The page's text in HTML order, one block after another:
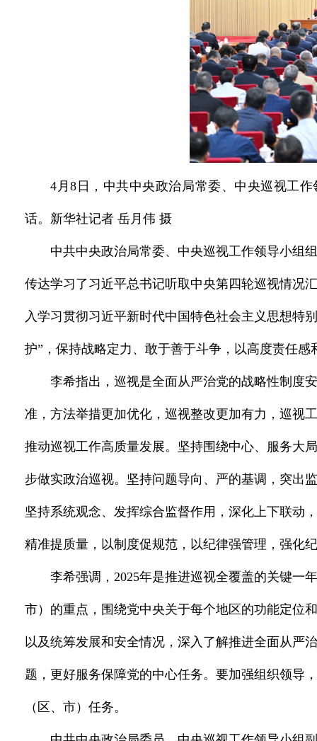
4月8日，中共中央政治局常委、中央巡视工
话。新华社记者 岳月伟 摄
中共中央政治局常委、中央巡视工作领导小组
传达学习了习近平总书记听取中央第四轮巡视情况
入学习贯彻习近平新时代中国特色社会主义思想特
护”，保持战略定力、敢于善于斗争，以高度责任
李希指出，巡视是全面从严治党的战略性制度
准，方法举措更加优化，巡视整改更加有力，巡视
推动巡视工作高质量发展。坚持围绕中心、服务大
步做实政治巡视。坚持问题导向、严的基调，突出
坚持系统观念、发挥综合监督作用，深化上下联动
精准提质量，以制度促规范，以纪律强管理，强化
李希强调，2025年是推进巡视全覆盖的关键一
市）的重点，围绕党中央关于每个地区的功能定位
以及统筹发展和安全情况，深入了解推进全面从严
题，更好服务保障党的中心任务。要加强组织领导
（区、市）任务。